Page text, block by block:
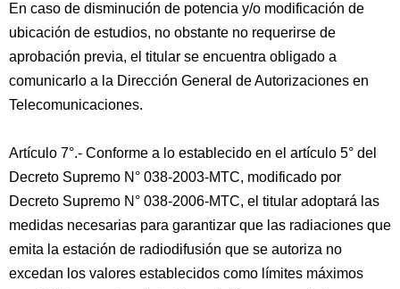
En caso de disminución de potencia y/o modificación de
ubicación de estudios, no obstante no requerirse de
aprobación previa, el titular se encuentra obligado a
comunicarlo a la Dirección General de Autorizaciones en
Telecomunicaciones.
Artículo 7°.- Conforme a lo establecido en el artículo 5° del
Decreto Supremo N° 038-2003-MTC, modificado por
Decreto Supremo N° 038-2006-MTC, el titular adoptará las
medidas necesarias para garantizar que las radiaciones que
emita la estación de radiodifusión que se autoriza no
excedan los valores establecidos como límites máximos